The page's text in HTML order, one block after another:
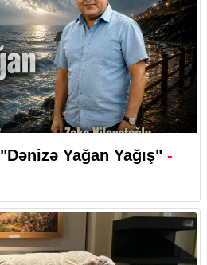
"Dənizə Yağan Yağış" -